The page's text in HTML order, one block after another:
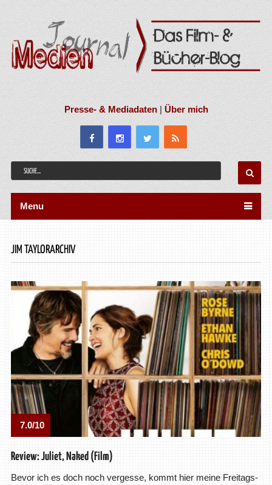
Presse- & Mediadaten|Über mich
Menu
JIM TAYLORARCHIV
7.0/10
Review: Juliet, Naked (Film)
Bevor ich es doch noch vergesse, kommt hier meine Freitags-